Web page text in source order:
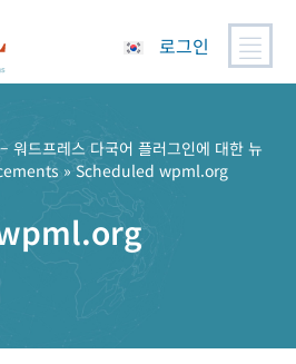
로그인
워드프레스 다국어 플러그인에 대한 뉴
» Scheduled wpml.org